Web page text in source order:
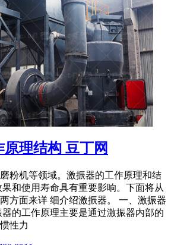
理结构 豆丁网
粉机等领域。激振器的工作原理和结
和使用寿命具有重要影响。下面将从
方面来详 细介绍激振器。 一、激振器
的工作原理主要是通过激振器内部的
性力